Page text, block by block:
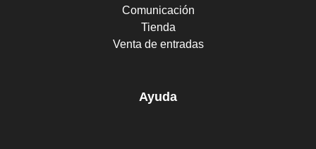
Comunicación
Tienda
Venta de entradas
Ayuda